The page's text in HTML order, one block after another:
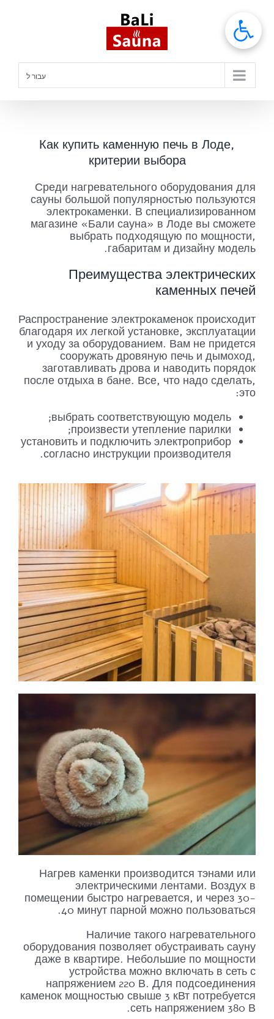
עבור ל
Как купить каменную печь в Лоде,
критерии выбора
Среди нагревательного оборудования для
сауны большой популярностью пользуются
электрокаменки. В специализированном
магазине «Бали сауна» в Лоде вы сможете
выбрать подходящую по мощности,
габаритам и дизайну модель.
Преимущества электрических
каменных печей
Распространение электрокаменок происходит
благодаря их легкой установке, эксплуатации
и уходу за оборудованием. Вам не придется
сооружать дровяную печь и дымоход,
заготавливать дрова и наводить порядок
после отдыха в бане. Все, что надо сделать,
это:
выбрать соответствующую модель;
произвести утепление парилки;
установить и подключить электроприбор
согласно инструкции производителя.
Нагрев каменки производится тэнами или
электрическими лентами. Воздух в
помещении быстро нагревается, и через 30-
40 минут парной можно пользоваться.
Наличие такого нагревательного
оборудования позволяет обустраивать сауну
даже в квартире. Небольшие по мощности
устройства можно включать в сеть с
напряжением 220 В. Для подсоединения
каменок мощностью свыше 3 кВт потребуется
сеть напряжением 380 В.